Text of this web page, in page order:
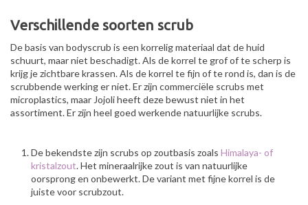
Verschillende soorten scrub
De basis van bodyscrub is een korrelig materiaal dat de huid
schuurt, maar niet beschadigt. Als de korrel te grof of te scherp is
krijg je zichtbare krassen. Als de korrel te fijn of te rond is, dan is de
scrubbende werking er niet. Er zijn commerciële scrubs met
microplastics, maar Jojoli heeft deze bewust niet in het
assortiment. Er zijn heel goed werkende natuurlijke scrubs.
De bekendste zijn scrubs op zoutbasis zoals Himalaya- of
kristalzout. Het mineraalrijke zout is van natuurlijke
oorsprong en onbewerkt. De variant met fijne korrel is de
juiste voor scrubzout.